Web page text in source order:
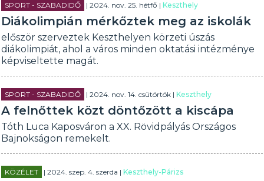
SPORT - SZABADIDŐ | 2024. nov. 25. hétfő |Keszthely
Diákolimpián mérkőztek meg az iskolák
először szerveztek Keszthelyen körzeti úszás
diákolimpiát, ahol a város minden oktatási intézménye
képviseltette magát.
SPORT - SZABADIDŐ | 2024. nov. 14. csütörtök |Keszthely
A felnőttek közt döntőzött a kiscápa
Tóth Luca Kaposváron a XX. Rövidpályás Országos
Bajnokságon remekelt.
KÖZÉLET | 2024. szep. 4. szerda |Keszthely-Párizs